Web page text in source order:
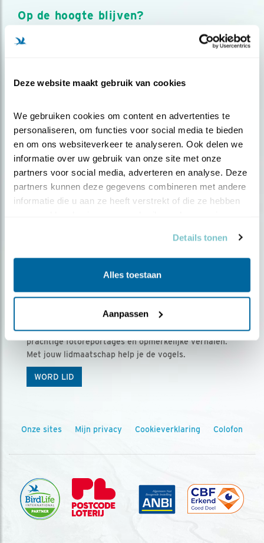
Deze website maakt gebruik van cookies
We gebruiken cookies om content en advertenties te
personaliseren, om functies voor social media te bieden
en om ons websiteverkeer te analyseren. Ook delen we
informatie over uw gebruik van onze site met onze
partners voor social media, adverteren en analyse. Deze
partners kunnen deze gegevens combineren met andere
informatie die u aan ze heeft verstrekt of die ze hebben
Details tonen
Alles toestaan
Aanpassen
Op de hoogte blijven?
Meld je aan en ontvang nieuws, inspiratie, acties en tips
over vogels en activiteiten van Vogelbescherming.
Ontvang 5 x Vogels voor € 36,00 per jaar
Vogels is het tijdschrift voor onze leden, met
prachtige fotoreportages en opmerkelijke verhalen.
Met jouw lidmaatschap help je de vogels.
WORD LID
Onze sites Mijn privacy Cookieverklaring Colofon